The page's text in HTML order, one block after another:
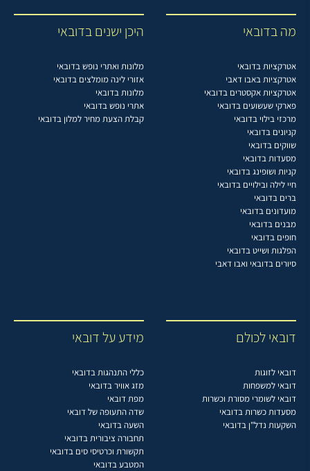
מה בדובאי
אטרקציות בדובאי
אטרקציות באבו דאבי
אטרקציות אקסטרים בדובאי
פארקי שעשועים בדובאי
מרכזי בילוי בדובאי
קניונים בדובאי
שווקים בדובאי
מסעדות בדובאי
קניות ושופינג בדובאי
חיי לילה ובילויים בדובאי
ברים בדובאי
מועדונים בדובאי
מבנים בדובאי
חופים בדובאי
הפלגות ושייט בדובאי
סיורים בדובאי ואבו דאבי
היכן ישנים בדובאי
מלונות ואתרי נופש בדובאי
אזורי לינה מומלצים בדובאי
מלונות בדובאי
אתרי נופש בדובאי
קבלת הצעת מחיר למלון בדובאי
דובאי לכולם
דובאי לזוגות
דובאי למשפחות
דובאי לשומרי מסורת וכשרות
מסעדות כשרות בדובאי
השקעות נדל"ן בדובאי
מידע על דובאי
כללי התנהגות בדובאי
מזג אוויר בדובאי
מפת דובאי
שדה התעופה של דובאי
השעה בדובאי
תחבורה ציבורית בדובאי
תקשורת וכרטיסי סים בדובאי
המטבע בדובאי